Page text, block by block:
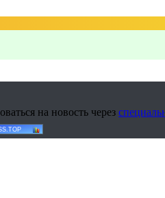
на новость через